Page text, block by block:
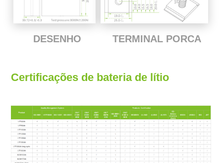
DESENHO TERMINAL PORCA
Certificações de bateria de lítio